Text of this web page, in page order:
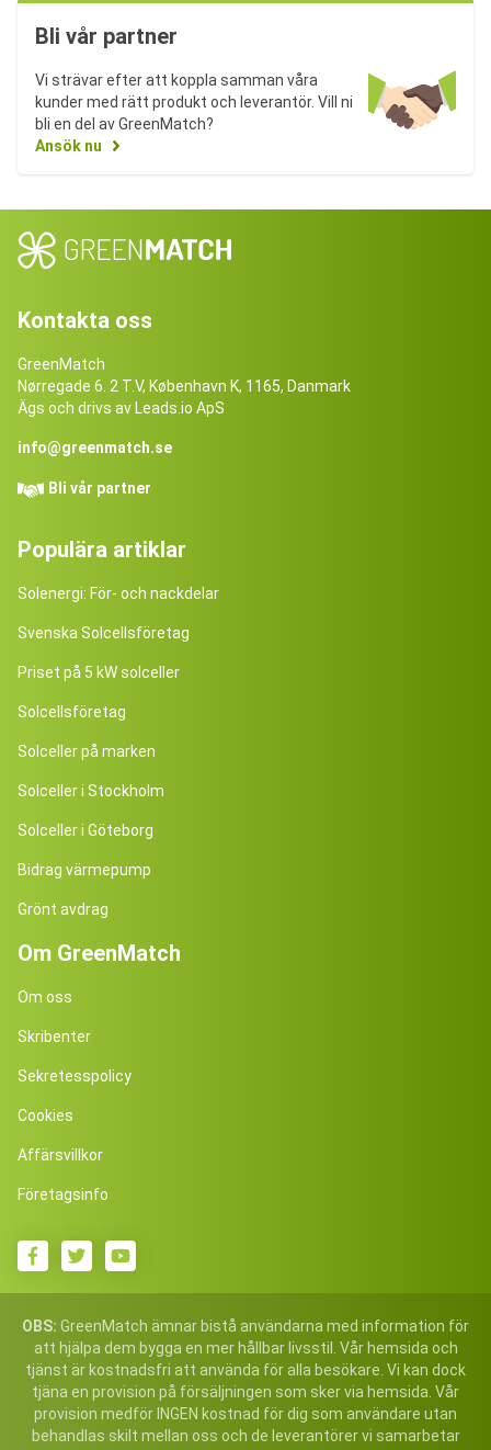
Bli vår partner
Vi strävar efter att koppla samman våra
kunder med rätt produkt och leverantör. Vill ni
bli en del av GreenMatch?
Ansök nu
Kontakta oss
GreenMatch
Nørregade 6. 2 T.V, København K, 1165, Danmark
Ägs och drivs av Leads.io ApS
info@greenmatch.se
Bli vår partner
Populära artiklar
Solenergi: För- och nackdelar
Svenska Solcellsföretag
Priset på 5 kW solceller
Solcellsföretag
Solceller på marken
Solceller i Stockholm
Solceller i Göteborg
Bidrag värmepump
Grönt avdrag
Om GreenMatch
Om oss
Skribenter
Sekretesspolicy
Cookies
Affärsvillkor
Företagsinfo
OBS: GreenMatch ämnar bistå användarna med information för
att hjälpa dem bygga en mer hållbar livsstil. Vår hemsida och
tjänst är kostnadsfri att använda för alla besökare. Vi kan dock
tjäna en provision på försäljningen som sker via hemsida. Vår
provision medför INGEN kostnad för dig som användare utan
behandlas skilt mellan oss och de leverantörer vi samarbetar